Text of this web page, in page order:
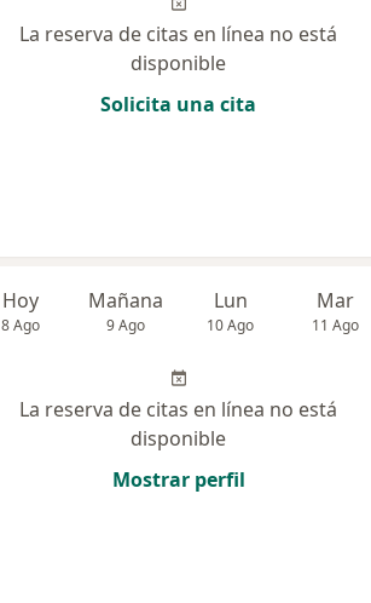
La reserva de citas en línea no está
disponible
Solicita una cita
Hoy
8 Ago
Mañana
9 Ago
Lun
10 Ago
Mar
11 Ago
La reserva de citas en línea no está
disponible
Mostrar perfil